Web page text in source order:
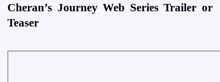
Cheran’s Journey Web Series Trailer or
Teaser